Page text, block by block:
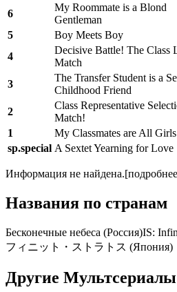
6
My Roommate is a Blond
Gentleman
5
Boy Meets Boy
4
Decisive Battle! The Class
Match
3
The Transfer Student is a
Childhood Friend
2
Class Representative
Match!
1
My Classmates are All Girls
sp.special A Sextet Yearning for Love
Информация не найдена.
Названия по странам
Бесконечные небеса (Россия)IS:
フィニット・ストラトス (Япония)
Другие Мультсериалы